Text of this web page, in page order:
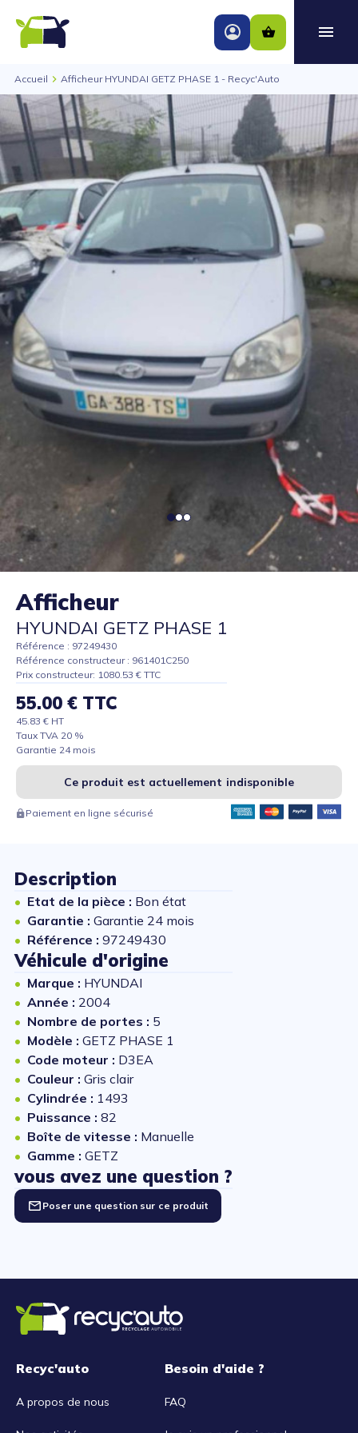
Accueil Afficheur HYUNDAI GETZ PHASE 1 - Recyc'Auto
Afficheur
HYUNDAI GETZ PHASE 1
Référence : 97249430
Référence constructeur : 961401C250
Prix constructeur: 1080.53 € TTC
55.00 € TTC
45.83 € HT
Taux TVA 20 %
Garantie 24 mois
Ce produit est actuellement indisponible
Paiement en ligne sécurisé
Description
Etat de la pièce : Bon état
Garantie : Garantie 24 mois
Référence : 97249430
Véhicule d'origine
Marque : HYUNDAI
Année : 2004
Nombre de portes : 5
Modèle : GETZ PHASE 1
Code moteur : D3EA
Couleur : Gris clair
Cylindrée : 1493
Puissance : 82
Boîte de vitesse : Manuelle
Gamme : GETZ
vous avez une question ?
Poser une question sur ce produit
Recyc'auto
A propos de nous
Besoin d'aide ?
FAQ